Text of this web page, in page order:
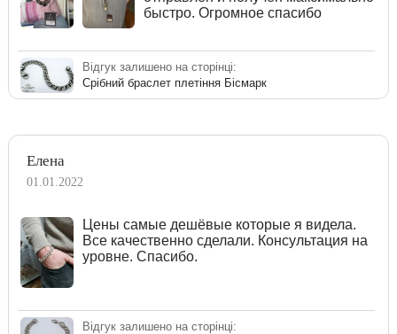
быстро. Огромное спасибо
Відгук залишено на сторінці:
Срібний браслет плетіння Бісмарк
Елена
01.01.2022
Цены самые дешёвые которые я видела.
Все качественно сделали. Консультация на
уровне. Спасибо.
Відгук залишено на сторінці: